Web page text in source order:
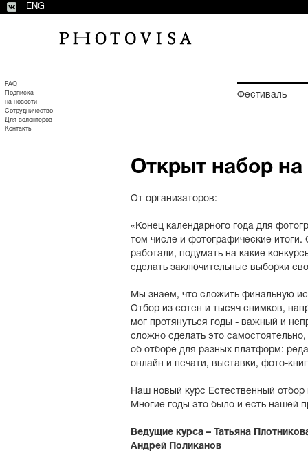
ENG
Фестиваль
FAQ
Подписка
на новости
Сотрудничество
Для волонтеров
Контакты
Открыт набор на
От организаторов:
«Конец календарного года для
том числе и фотографические итоги.
работали, подумать на какие
сделать заключительные выборки
Мы знаем, что сложить финальную
Отбор из сотен и тысяч снимков,
мог протянуться годы - важный и
сложно сделать это
об отборе для разных платформ:
онлайн и печати, выставки, фото-
Наш новый курс Естественный
Многие годы это было и есть нашей
Ведущие курса – Татьяна
Андрей Поликанов